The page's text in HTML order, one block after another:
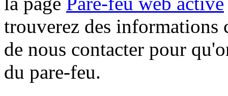
trouverez des informations
de nous contacter pour
du pare-feu.